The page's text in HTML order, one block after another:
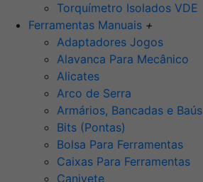
Torquímetro Isolados VDE
Ferramentas Manuais +
Adaptadores Jogos
Alavanca Para Mecânico
Alicates
Arco de Serra
Armários, Bancadas e Baús
Bits (Pontas)
Bolsa Para Ferramentas
Caixas Para Ferramentas
Canivete